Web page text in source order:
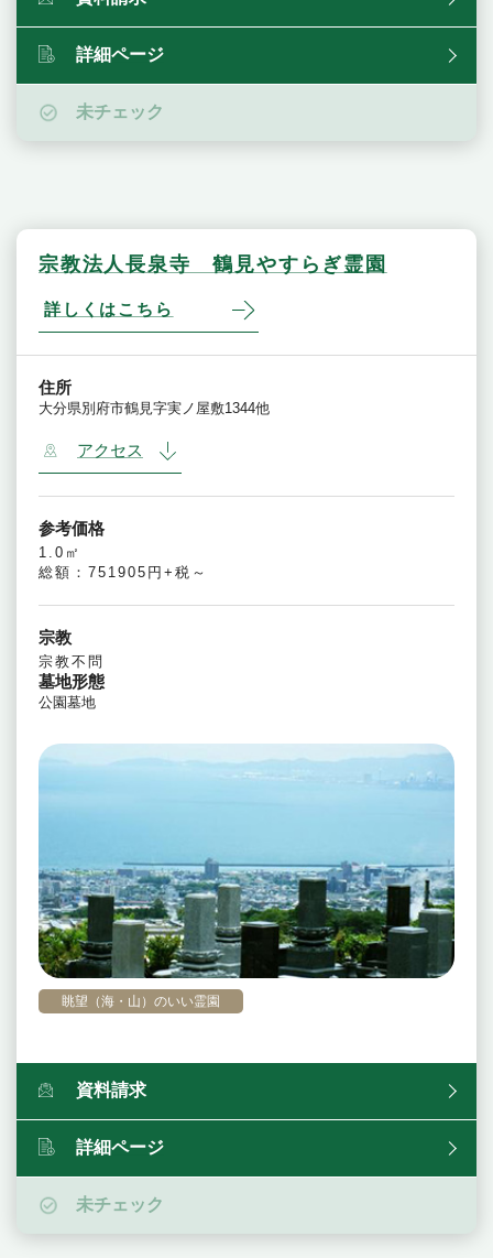
詳細ページ
未チェック
宗教法人長泉寺 鶴見やすらぎ霊園
詳しくはこちら
眺望（海・山）のいい霊園
住所
大分県別府市鶴見字実ノ屋敷1344他
アクセス
参考価格
1.0㎡
総額：751905円+税～
宗教
宗教不問
墓地形態
公園墓地
資料請求
詳細ページ
未チェック